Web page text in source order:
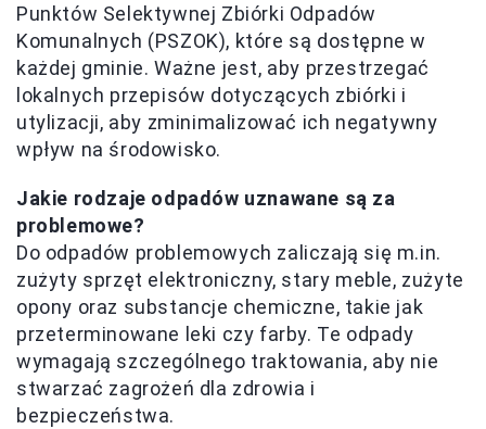
Punktów Selektywnej Zbiórki Odpadów
Komunalnych (PSZOK), które są dostępne w
każdej gminie. Ważne jest, aby przestrzegać
lokalnych przepisów dotyczących zbiórki i
utylizacji, aby zminimalizować ich negatywny
wpływ na środowisko.
Jakie rodzaje odpadów uznawane są za
problemowe?
Do odpadów problemowych zaliczają się m.in.
zużyty sprzęt elektroniczny, stary meble, zużyte
opony oraz substancje chemiczne, takie jak
przeterminowane leki czy farby. Te odpady
wymagają szczególnego traktowania, aby nie
stwarzać zagrożeń dla zdrowia i
bezpieczeństwa.